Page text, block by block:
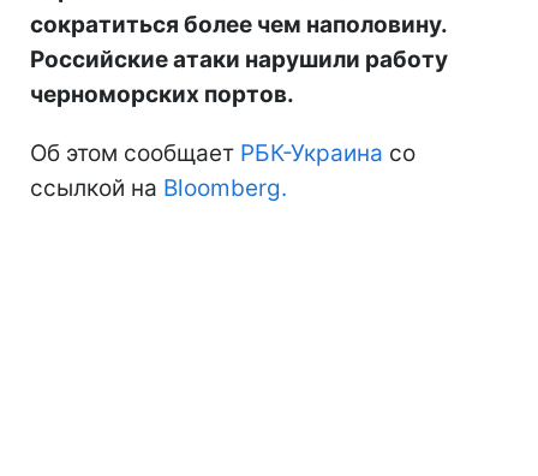
сократиться более чем наполовину.
Российские атаки нарушили работу
черноморских портов.
Об этом сообщает РБК-Украина со
ссылкой на Bloomberg.